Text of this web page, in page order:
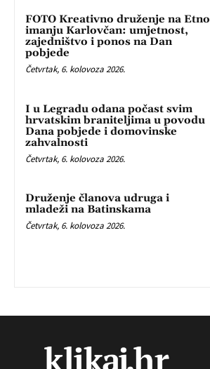
FOTO Kreativno druženje na Etno
imanju Karlovčan: umjetnost,
zajedništvo i ponos na Dan
pobjede
Četvrtak, 6. kolovoza 2026.
I u Legradu odana počast svim
hrvatskim braniteljima u povodu
Dana pobjede i domovinske
zahvalnosti
Četvrtak, 6. kolovoza 2026.
Druženje članova udruga i
mladeži na Batinskama
Četvrtak, 6. kolovoza 2026.